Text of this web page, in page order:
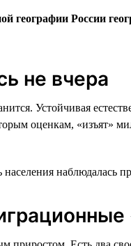
географии России
не вчера
Устойчивая
оценкам, «изъят»
наблюдалась